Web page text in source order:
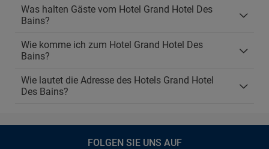
Was halten Gäste vom Hotel Grand Hotel Des
Bains?
Wie komme ich zum Hotel Grand Hotel Des
Bains?
Wie lautet die Adresse des Hotels Grand Hotel
Des Bains?
FOLGEN SIE UNS AUF